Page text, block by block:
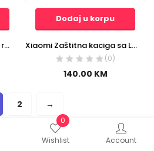
0
Wishlist
Account
Xiaomi Torba za električni romobil – Mi Electric Scooter Storage Bag
Dodaj u korpu
Xiaomi Zaštitna kaciga sa LED svjetlom, “L” – SH50 LED L
(0)
140.00 KM
2 →